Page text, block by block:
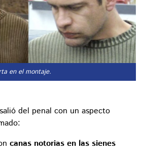
en el montaje.
del penal con un aspecto
canas notorias en las sienes